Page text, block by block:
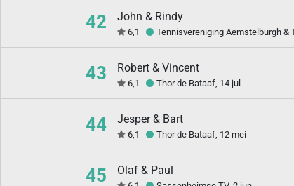
42 John & Rindy
6,1 Tennisvereniging Aemstelburgh &
43 Robert & Vincent
6,1 Thor de Bataaf, 14 jul
44 Jesper & Bart
6,1 Thor de Bataaf, 12 mei
45 Olaf & Paul